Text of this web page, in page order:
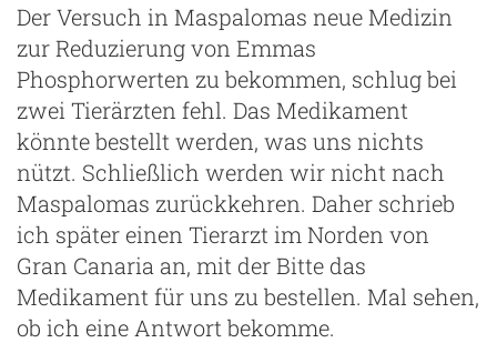
Der Versuch in Maspalomas neue Medizin
zur Reduzierung von Emmas
Phosphorwerten zu bekommen, schlug bei
zwei Tierärzten fehl. Das Medikament
könnte bestellt werden, was uns nichts
nützt. Schließlich werden wir nicht nach
Maspalomas zurückkehren. Daher schrieb
ich später einen Tierarzt im Norden von
Gran Canaria an, mit der Bitte das
Medikament für uns zu bestellen. Mal sehen,
ob ich eine Antwort bekomme.